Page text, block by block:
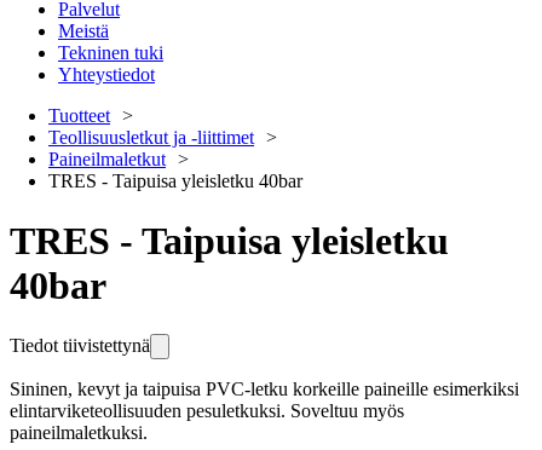
Palvelut
Meistä
Tekninen tuki
Yhteystiedot
Tuotteet
Teollisuusletkut ja -liittimet
Paineilmaletkut
TRES - Taipuisa yleisletku 40bar
TRES - Taipuisa yleisletku
40bar
Tiedot tiivistettynä
Sininen, kevyt ja taipuisa PVC-letku korkeille paineille esimerkiksi
elintarviketeollisuuden pesuletkuksi. Soveltuu myös
paineilmaletkuksi.